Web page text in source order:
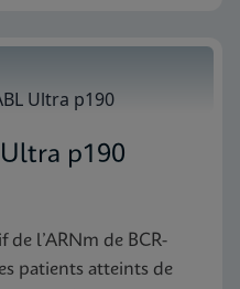
Ultra p190
l’ARNm de BCR-
patients atteints de